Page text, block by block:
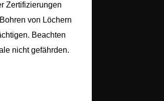
Zertifizierungen
von Löchern
Beachten
nicht gefährden.